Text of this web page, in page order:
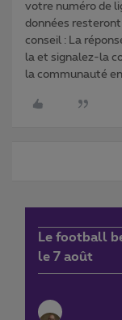
votre numéro de
données
conseil : La
la et signalez-la
la communauté
Le football
le 7 août